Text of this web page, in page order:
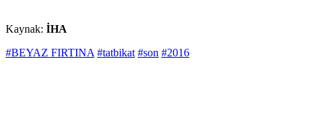
Kaynak: İHA
#BEYAZ FIRTINA #tatbikat #son #2016